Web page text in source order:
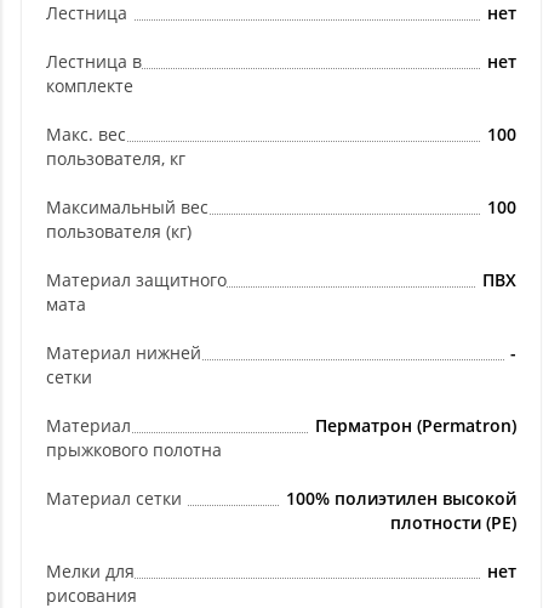
Лестница нет
Лестница в
комплекте
нет
Макс. вес
пользователя, кг
100
Максимальный вес
пользователя (кг)
100
Материал защитного
мата
ПВХ
Материал нижней
сетки
-
Материал
прыжкового полотна
Перматрон (Permatron)
Материал сетки
100% полиэтилен высокой
плотности (PE)
Мелки для
рисования
нет